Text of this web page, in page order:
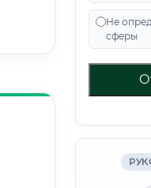
Не
сферы